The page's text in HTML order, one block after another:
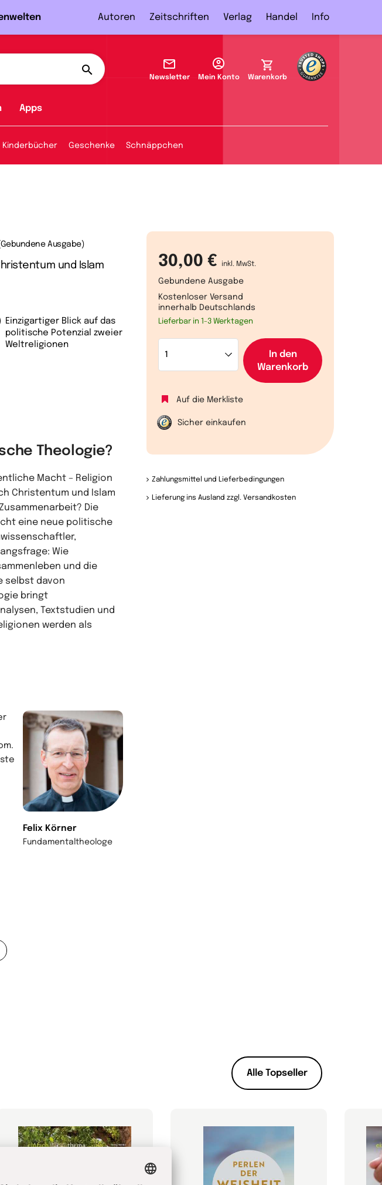
Autoren Zeitschriften Verlag Handel Info
Newsletter Mein Konto Warenkorb
Apps
Kinderbücher Geschenke Schnäppchen
30,00 € inkl. MwSt.
Gebundene Ausgabe
Kostenloser Versand
innerhalb Deutschlands
Lieferbar in 1-3 Werktagen
In den
Warenkorb
Auf die Merkliste
Sicher einkaufen
Zahlungsmittel und Lieferbedingungen
Lieferung ins Ausland zzgl. Versandkosten
Ausgabe)
und Islam
Einzigartiger Blick auf das
politische Potenzial zweier
Weltreligionen
Theologie?
Macht – Religion
Christentum und Islam
Die
eine neue politische
Wie
und die
selbst davon
bringt
Textstudien und
werden als
Felix Körner
Fundamentaltheologe
Alle Topseller